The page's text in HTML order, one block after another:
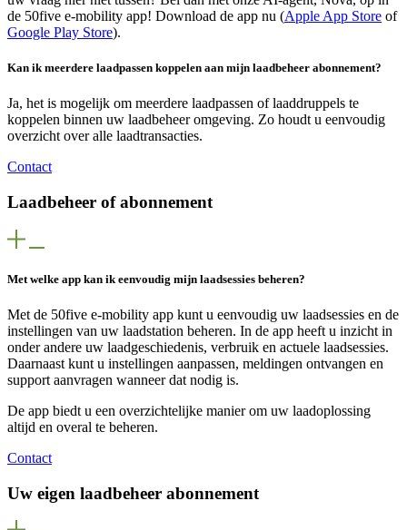
de 50five e‑mobility app! Download de app nu (Apple App Store of
Google Play Store).
Kan ik meerdere laadpassen koppelen aan mijn laadbeheer abonnement?
Ja, het is mogelijk om meerdere laadpassen of laaddruppels te
koppelen binnen uw laadbeheer omgeving. Zo houdt u eenvoudig
overzicht over alle laadtransacties.
Contact
Laadbeheer of abonnement
Met welke app kan ik eenvoudig mijn laadsessies beheren?
Met de 50five e‑mobility app kunt u eenvoudig uw laadsessies en de
instellingen van uw laadstation beheren. In de app heeft u inzicht in
onder andere uw laadgeschiedenis, verbruik en actuele laadsessies.
Daarnaast kunt u instellingen aanpassen, meldingen ontvangen en
support aanvragen wanneer dat nodig is.
De app biedt u een overzichtelijke manier om uw laadoplossing
altijd en overal te beheren.
Contact
Uw eigen laadbeheer abonnement